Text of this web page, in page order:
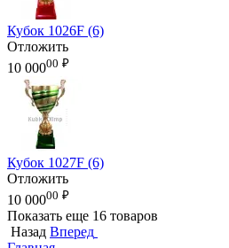
Кубок 1026F (6)
Отложить
10 00000 ₽
Кубок 1027F (6)
Отложить
10 00000 ₽
Показать еще 16 товаров
Назад Вперед